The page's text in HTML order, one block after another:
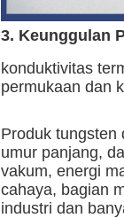
3. Keunggulan
konduktivitas
permukaan dan
Produk tungsten
umur panjang,
vakum, energi
cahaya, bagian
industri dan